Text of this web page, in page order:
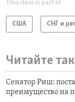
This item is part of
США СНГ и
Читайте
Сенатор Риш:
преимущество на